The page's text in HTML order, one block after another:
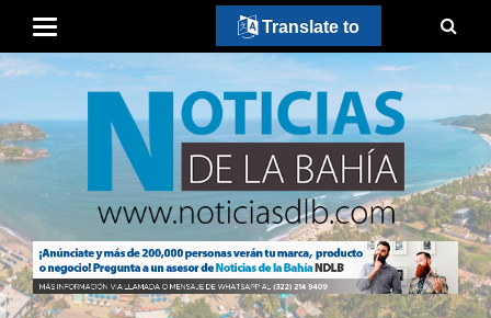
Translate to